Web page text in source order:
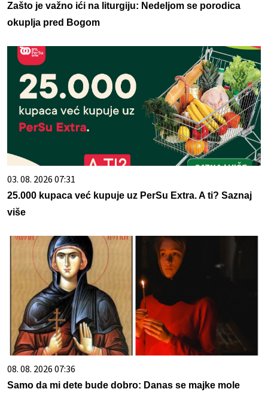
Zašto je važno ići na liturgiju: Nedeljom se porodica
okuplja pred Bogom
03. 08. 2026 07:31
25.000 kupaca već kupuje uz PerSu Extra. A ti? Saznaj
više
08. 08. 2026 07:36
Samo da mi dete bude dobro: Danas se majke mole